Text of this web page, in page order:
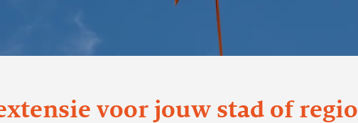
voor jouw stad of regio